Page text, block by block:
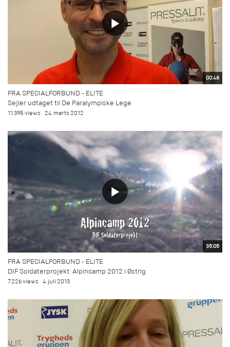
00:48
FRA SPECIALFORBUND - ELITE
Sejler udtaget til De Paralympiske Lege
11.395 views 24. marts 2012
35:05
FRA SPECIALFORBUND - ELITE
DIF Soldaterprojekt: Alpincamp 2012 i Østrig
7.226 views 4. juli 2013